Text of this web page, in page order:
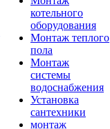
котельного
оборудования
Монтаж теплого
пола
Монтаж
системы
водоснабжения
Установка
сантехники
монтаж